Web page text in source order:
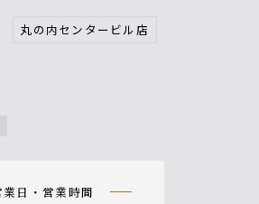
丸の内センタービル店
営業日・営業時間